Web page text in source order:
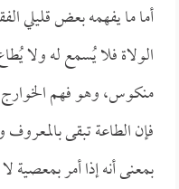
أما ما يفهمه بعض قليلي
الولاة فلا يُسمع له ولا
منكوس، وهو فهم الخوارج
فإن الطاعة تبقى بالمعروف
بمعنى أنه إذا أمر بمعصية